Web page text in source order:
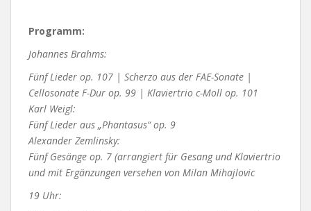
Programm:
Johannes Brahms:
Fünf Lieder op. 107 | Scherzo aus der FAE-Sonate |
Cellosonate F-Dur op. 99 | Klaviertrio c-Moll op. 101
Karl Weigl:
Fünf Lieder aus „Phantasus“ op. 9
Alexander Zemlinsky:
Fünf Gesänge op. 7 (arrangiert für Gesang und Klaviertrio
und mit Ergänzungen versehen von Milan Mihajlovic
19 Uhr: